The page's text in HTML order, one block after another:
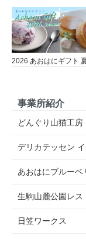
2026 あおはにギフト
事業所紹介
どんぐり山猫工房
デリカテッセン
あおはにブルーベ
生駒山麓公園レス
日笠ワークス